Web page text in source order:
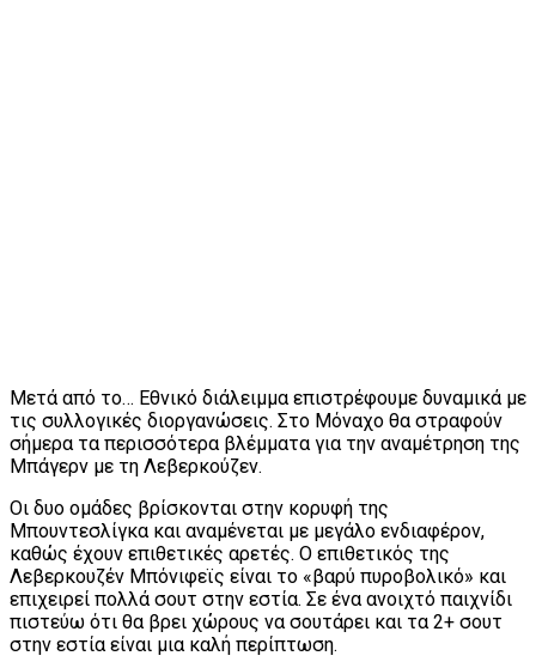
Μετά από το… Εθνικό διάλειμμα επιστρέφουμε δυναμικά με
τις συλλογικές διοργανώσεις. Στο Μόναχο θα στραφούν
σήμερα τα περισσότερα βλέμματα για την αναμέτρηση της
Μπάγερν με τη Λεβερκούζεν.
Οι δυο ομάδες βρίσκονται στην κορυφή της
Μπουντεσλίγκα και αναμένεται με μεγάλο ενδιαφέρον,
καθώς έχουν επιθετικές αρετές. Ο επιθετικός της
Λεβερκουζέν Μπόνιφεϊς είναι το «βαρύ πυροβολικό» και
επιχειρεί πολλά σουτ στην εστία. Σε ένα ανοιχτό παιχνίδι
πιστεύω ότι θα βρει χώρους να σουτάρει και τα 2+ σουτ
στην εστία είναι μια καλή περίπτωση.